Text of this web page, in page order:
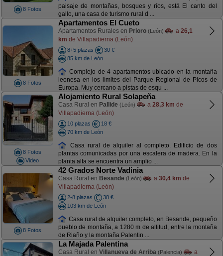
8 Fotos
paisaje de montañas, bosques y ríos, está El canto del
gallo, una casa de turismo rural d ...
8 Fotos
Apartamentos El Cueto
Apartamentos Rurales en Prioro (León) a 26,1
km de Villapadierna (León)
8+5 plazas
30 €
85 km de León
Complejo de 4 apartamentos ubicado en la montaña
leonesa en los límites del Parque Regional de Picos de
Europa. Muy cercano a pistas de esqu ...
8 Fotos
Video
Alojamiento Rural Solapeña
Casa Rural en Pallide (León) a 28,3 km de
Villapadierna (León)
10 plazas
18 €
70 km de León
Casa rural de alquiler al completo. Edificio de dos
plantas comunicadas por una escalera de madera. En la
planta alta se encuentra un amplio ...
8 Fotos
42 Grados Norte Vadinia
Casa Rural en Besande (León) a 30,4 km de
Villapadierna (León)
2-8 plazas
38 €
103 km de León
Casa rural de alquiler completo, en Besande, pequeño
pueblo de montaña, a 1280 m de altitud, entre la montaña
de Riaño y la montaña Palentin ...
La Majada Palentina
Casa Rural en Villanueva de Arriba (Palencia)
a